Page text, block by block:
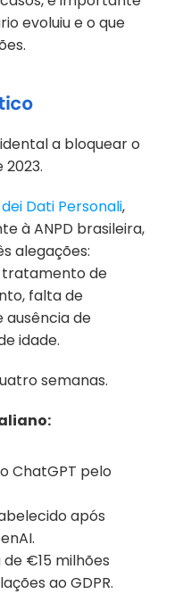
evoluiu e o que
a bloquear o
2023.
Dati Personali,
à ANPD brasileira,
alegações:
tratamento de
falta de
ausência de
idade.
semanas.
ChatGPT pelo
após
€15 milhões
ao GDPR.